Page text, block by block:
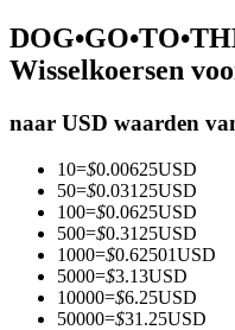
Word een Copy Trader
Geniet van winstdeling
Wisselkoersen
naar USD waarden
10=$0.00625USD
50=$0.03125USD
100=$0.0625USD
500=$0.3125USD
1000=$0.62501USD
5000=$3.13USD
10000=$6.25USD
50000=$31.25USD